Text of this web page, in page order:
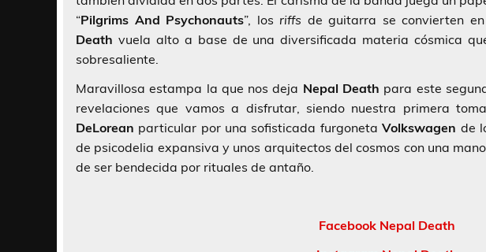
“Pilgrims And Psychonauts”, los riffs de guitarra se convierten
Death vuela alto a base de una diversificada materia cósmica
sobresaliente.
Maravillosa estampa la que nos deja Nepal Death para este
revelaciones que vamos a disfrutar, siendo nuestra primera
DeLorean particular por una sofisticada furgonetaVolkswagen de
de psicodelia expansiva y unos arquitectos del cosmos con una
de ser bendecida por rituales de antaño.
Facebook Nepal Death